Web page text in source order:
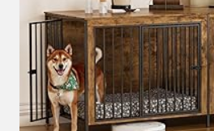
LASIERTEM
FICHTENHOLZ,
NATURBRAUN,
XXL